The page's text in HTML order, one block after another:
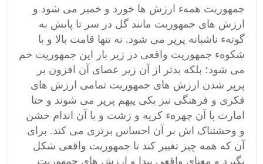
جمهوریت همهء ارزش ها خورد و خمیر می شود و
ارزش های جمهوریت مانند گل در سر تا پایش به
گونهء ناشیانه پرپر می شود. نه تنها قامت بالا و با
شکوهء جمهوریت واقعی در زیر بار این جمهوریت خم
می شود؛ بلکه بدتر از آن زیر عصای آن افزون بر
پرپر شدن ارزش های جمهوریت تمامی ارزش های
فکری و فرهنگی نیز یکی پیهم پرپر می شوند و حتا
امارت با آن چهرهء کریه و زشت و با آن اندام خشن
و وحشتناک اش بر آن احساس برتری می کند. برای
آن که همه چیز تغییر کند تا جمهوریت واقعی شکل
بگیرد و معنای واقعی پیدا و ارزش های جمهوریت